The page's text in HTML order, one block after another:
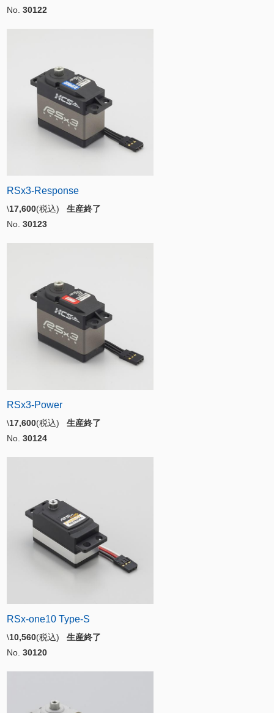
No. 30122
RSx3-Response
\17,600(税込) 生産終了
No. 30123
RSx3-Power
\17,600(税込) 生産終了
No. 30124
RSx-one10 Type-S
\10,560(税込) 生産終了
No. 30120